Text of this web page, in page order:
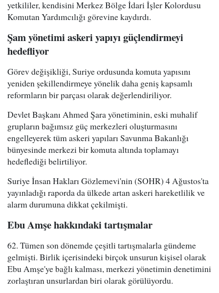
yetkililer, kendisini Merkez Bölge İdari İşler Kolordusu
Komutan Yardımcılığı görevine kaydırdı.
Şam yönetimi askeri yapıyı güçlendirmeyi
hedefliyor
Görev değişikliği, Suriye ordusunda komuta yapısını
yeniden şekillendirmeye yönelik daha geniş kapsamlı
reformların bir parçası olarak değerlendiriliyor.
Devlet Başkanı Ahmed Şara yönetiminin, eski muhalif
grupların bağımsız güç merkezleri oluşturmasını
engelleyerek tüm askeri yapıları Savunma Bakanlığı
bünyesinde merkezi bir komuta altında toplamayı
hedeflediği belirtiliyor.
Suriye İnsan Hakları Gözlemevi'nin (SOHR) 4 Ağustos'ta
yayınladığı raporda da ülkede artan askeri hareketlilik ve
alarm durumuna dikkat çekilmişti.
Ebu Amşe hakkındaki tartışmalar
62. Tümen son dönemde çeşitli tartışmalarla gündeme
gelmişti. Birlik içerisindeki birçok unsurun kişisel olarak
Ebu Amşe'ye bağlı kalması, merkezi yönetimin denetimini
zorlaştıran unsurlardan biri olarak görülüyordu.